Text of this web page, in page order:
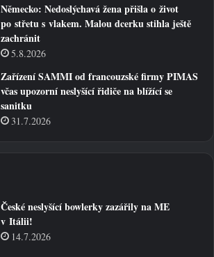
Německo: Nedoslýchavá žena přišla o život
po střetu s vlakem. Malou dcerku stihla ještě
zachránit
5.8.2026
Zařízení SAMMI od francouzské firmy PIMAS
včas upozorní neslyšící řidiče na blížící se
sanitku
31.7.2026
České neslyšící bowlerky zazářily na ME
v Itálii!
14.7.2026